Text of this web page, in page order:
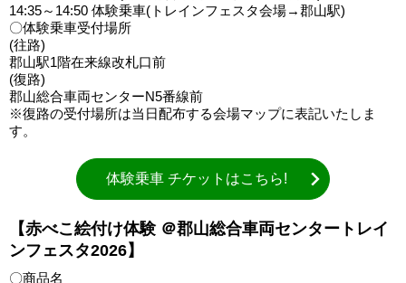
14:35～14:50 体験乗車(トレインフェスタ会場→郡山駅)
〇体験乗車受付場所
(往路)
郡山駅1階在来線改札口前
(復路)
郡山総合車両センターN5番線前
※復路の受付場所は当日配布する会場マップに表記いたしま
す。
体験乗車 チケットはこちら!
【赤べこ絵付け体験 ＠郡山総合車両センタートレイ
ンフェスタ2026】
〇商品名